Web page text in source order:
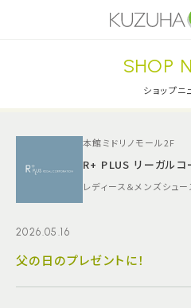
年中無休平 日：
※店舗によ
ショップガ
グルメ＆
イベ
SHOP
ショップニ
本館ミドリノモール2F
R+ PLUS リーガルコ
レディース＆メンズシュー
2026.05.16
父の日のプレゼントに！